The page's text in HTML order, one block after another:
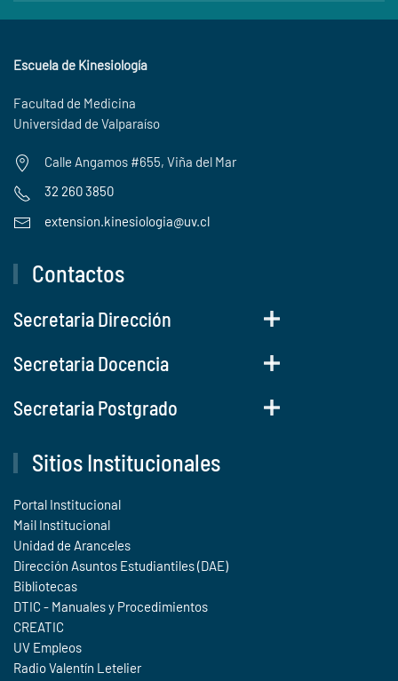
Escuela de Kinesiología
Facultad de Medicina
Universidad de Valparaíso
Calle Angamos #655, Viña del Mar
32 260 3850
extension.kinesiologia@uv.cl
Contactos
Secretaria Dirección
Secretaria Docencia
Secretaria Postgrado
Sitios Institucionales
Portal Institucional
Mail Institucional
Unidad de Aranceles
Dirección Asuntos Estudiantiles (DAE)
Bibliotecas
DTIC - Manuales y Procedimientos
CREATIC
UV Empleos
Radio Valentín Letelier